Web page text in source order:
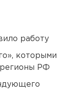
работу
которыми
РФ